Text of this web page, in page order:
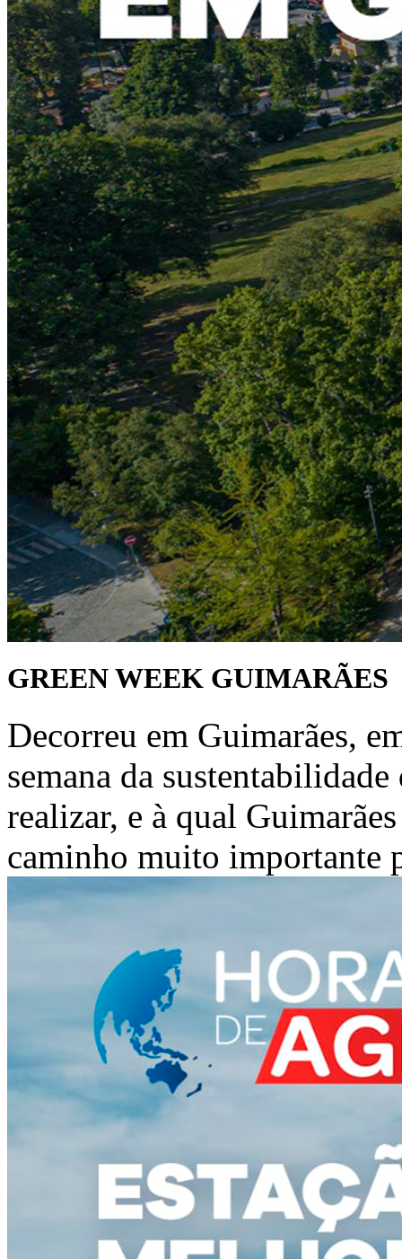
GREEN WEEK GUIMARÃES
Decorreu em Guimarães,
semana da
realizar, e à qual
caminho muito importante